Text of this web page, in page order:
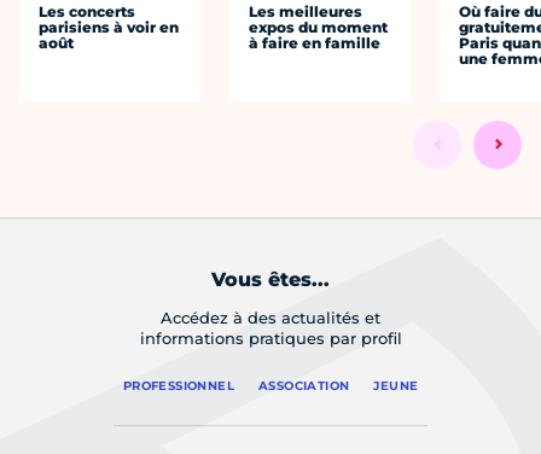
Les concerts
parisiens à voir en
août
Les meilleures
expos du moment
à faire en famille
Où faire
Paris
une
Vous êtes...
Accédez à des actualités et
informations pratiques par profil
PROFESSIONNEL ASSOCIATION JEUNE